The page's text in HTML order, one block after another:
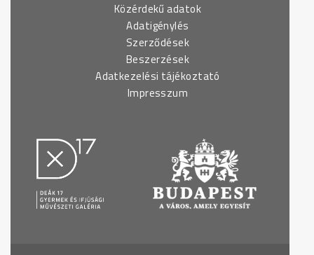
Közérdekű adatok
Adatigénylés
Szerződések
Beszerzések
Adatkezelési tájékoztató
Impresszum